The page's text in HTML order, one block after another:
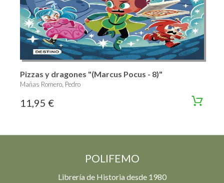
Pizzas y dragones "(Marcus Pocus - 8)"
Mañas Romero, Pedro
11,95 €
POLIFEMO
Librería de Historia desde 1980